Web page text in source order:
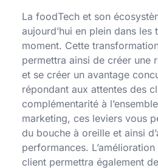
La foodTech et son
aujourd’hui en plein dans les
moment. Cette
permettra ainsi de créer une
et se créer un avantage
répondant aux attentes des
complémentarité à
marketing, ces leviers vous
du bouche à oreille et ainsi
performances. L’amélioration
client permettra également